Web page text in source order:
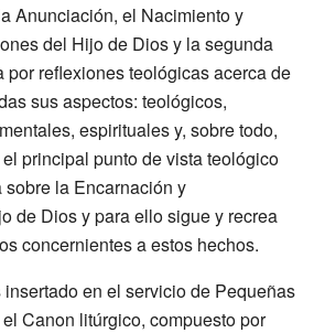
Anunciación, el Nacimiento y
del Hijo de Dios y la segunda
por reflexiones teológicas acerca de
sus aspectos: teológicos,
espirituales y, sobre todo,
principal punto de vista teológico
sobre la Encarnación y
de Dios y para ello sigue y recrea
concernientes a estos hechos.
en el servicio de Pequeñas
Canon litúrgico, compuesto por